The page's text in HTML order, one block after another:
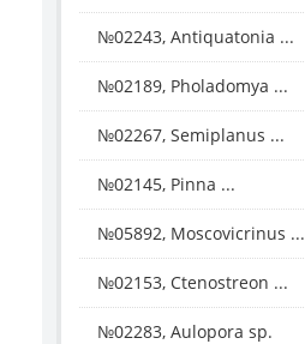
№02243, Antiquatonia ...
№02189, Pholadomya ...
№02267, Semiplanus ...
№02145, Pinna ...
№05892, Moscovicrinus ...
№02153, Ctenostreon ...
№02283, Aulopora sp.